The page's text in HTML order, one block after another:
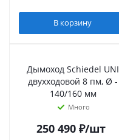
В корзину
Дымоход Schiedel UNI
двухходовой 8 пм, Ø -
140/160 мм
Много
250 490₽/шт